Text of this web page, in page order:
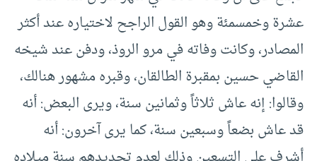
عشرة وخمسمئة وهو القول الراجح لاختياره عند أكثر
المصادر، وكانت وفاته في مرو الروذ، ودفن عند شيخه
القاضي حسين بمقبرة الطالقان، وقبره مشهور هنالك،
وقالوا: إنه عاش ثلاثاً وثمانين سنة، ويرى البعض: أنه
قد عاش بضعاً وسبعين سنة، كما يرى آخرون: أنه